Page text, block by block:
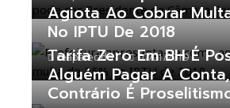
Agiota Ao Cobrar
No IPTU De 2018
zeaparecido 07/01/2019
Tarifa Zero Em BH É
Alguém Pagar A
Contrário É